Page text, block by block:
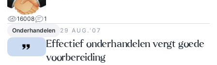
16008
1
Onderhandelen
29 AUG.‘07
Effectief onderhandelen vergt goede
voorbereiding